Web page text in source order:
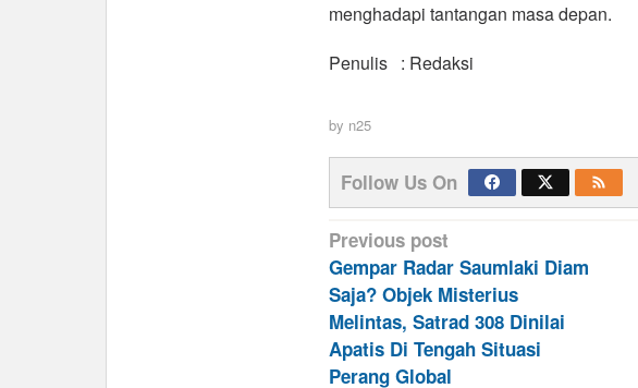
menghadapi tantangan masa depan.
Penulis : Redaksi
by n25
Follow Us On
Post
navigation
Previous post
Gempar Radar Saumlaki Diam
Saja? Objek Misterius
Melintas, Satrad 308 Dinilai
Apatis Di Tengah Situasi
Perang Global